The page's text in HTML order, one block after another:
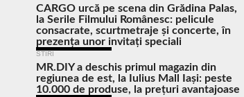
CARGO urcă pe scena din Grădina Palas,
la Serile Filmului Românesc: pelicule
consacrate, scurtmetraje și concerte, în
prezența unor invitați speciali
STIRI
MR.DIY a deschis primul magazin din
regiunea de est, la Iulius Mall Iași: peste
10.000 de produse, la prețuri avantajoase